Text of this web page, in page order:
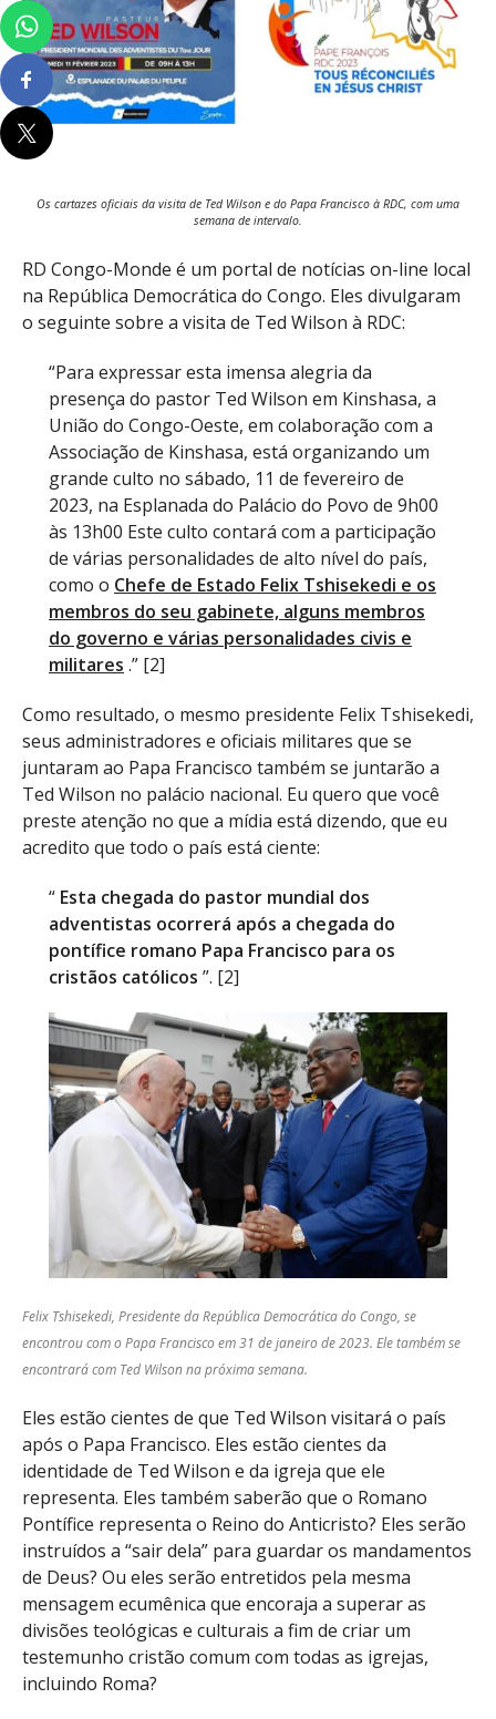
Os cartazes oficiais da visita de Ted Wilson e do Papa Francisco à RDC, com uma
semana de intervalo.
RD Congo-Monde é um portal de notícias on-line local
na República Democrática do Congo. Eles divulgaram
o seguinte sobre a visita de Ted Wilson à RDC:
“Para expressar esta imensa alegria da
presença do pastor Ted Wilson em Kinshasa, a
União do Congo-Oeste, em colaboração com a
Associação de Kinshasa, está organizando um
grande culto no sábado, 11 de fevereiro de
2023, na Esplanada do Palácio do Povo de 9h00
às 13h00 Este culto contará com a participação
de várias personalidades de alto nível do país,
como o Chefe de Estado Felix Tshisekedi e os
membros do seu gabinete, alguns membros
do governo e várias personalidades civis e
militares .” [2]
Como resultado, o mesmo presidente Felix Tshisekedi,
seus administradores e oficiais militares que se
juntaram ao Papa Francisco também se juntarão a
Ted Wilson no palácio nacional. Eu quero que você
preste atenção no que a mídia está dizendo, que eu
acredito que todo o país está ciente:
“ Esta chegada do pastor mundial dos
adventistas ocorrerá após a chegada do
pontífice romano Papa Francisco para os
cristãos católicos ”. [2]
Felix Tshisekedi, Presidente da República Democrática do Congo, se
encontrou com o Papa Francisco em 31 de janeiro de 2023. Ele também se
encontrará com Ted Wilson na próxima semana.
Eles estão cientes de que Ted Wilson visitará o país
após o Papa Francisco. Eles estão cientes da
identidade de Ted Wilson e da igreja que ele
representa. Eles também saberão que o Romano
Pontífice representa o Reino do Anticristo? Eles serão
instruídos a “sair dela” para guardar os mandamentos
de Deus? Ou eles serão entretidos pela mesma
mensagem ecumênica que encoraja a superar as
divisões teológicas e culturais a fim de criar um
testemunho cristão comum com todas as igrejas,
incluindo Roma?